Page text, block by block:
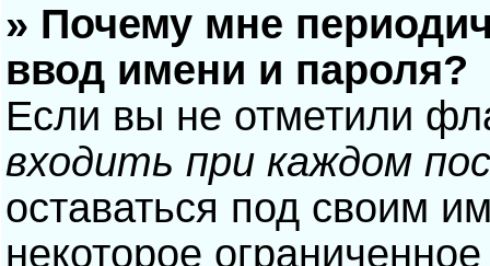
» Почему мне
ввод имени и пароля?
Если вы не отметили
входить при каждом
оставаться под своим
некоторое